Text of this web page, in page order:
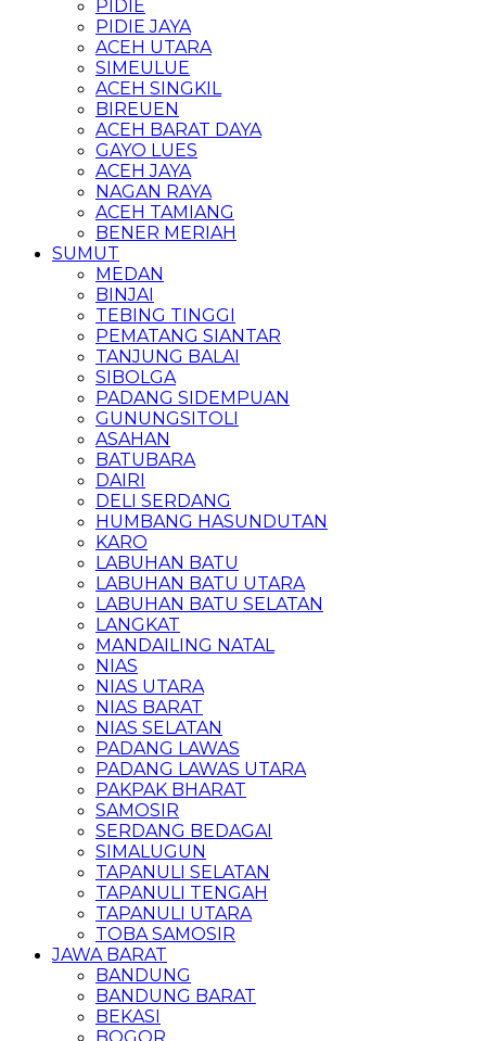
PIDIE
PIDIE JAYA
ACEH UTARA
SIMEULUE
ACEH SINGKIL
BIREUEN
ACEH BARAT DAYA
GAYO LUES
ACEH JAYA
NAGAN RAYA
ACEH TAMIANG
BENER MERIAH
SUMUT
MEDAN
BINJAI
TEBING TINGGI
PEMATANG SIANTAR
TANJUNG BALAI
SIBOLGA
PADANG SIDEMPUAN
GUNUNGSITOLI
ASAHAN
BATUBARA
DAIRI
DELI SERDANG
HUMBANG HASUNDUTAN
KARO
LABUHAN BATU
LABUHAN BATU UTARA
LABUHAN BATU SELATAN
LANGKAT
MANDAILING NATAL
NIAS
NIAS UTARA
NIAS BARAT
NIAS SELATAN
PADANG LAWAS
PADANG LAWAS UTARA
PAKPAK BHARAT
SAMOSIR
SERDANG BEDAGAI
SIMALUGUN
TAPANULI SELATAN
TAPANULI TENGAH
TAPANULI UTARA
TOBA SAMOSIR
JAWA BARAT
BANDUNG
BANDUNG BARAT
BEKASI